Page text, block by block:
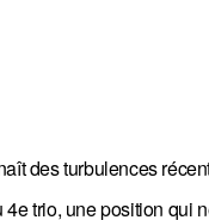
des turbulences
trio, une position qui